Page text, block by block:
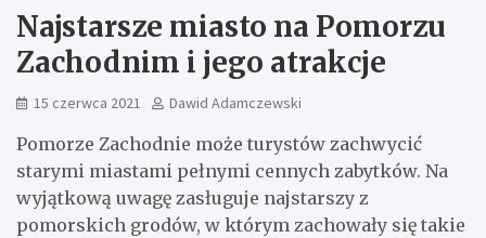
Najstarsze miasto na Pomorzu
Zachodnim i jego atrakcje
15 czerwca 2021 Dawid Adamczewski
Pomorze Zachodnie może turystów zachwycić
starymi miastami pełnymi cennych zabytków. Na
wyjątkową uwagę zasługuje najstarszy z
pomorskich grodów, w którym zachowały się takie